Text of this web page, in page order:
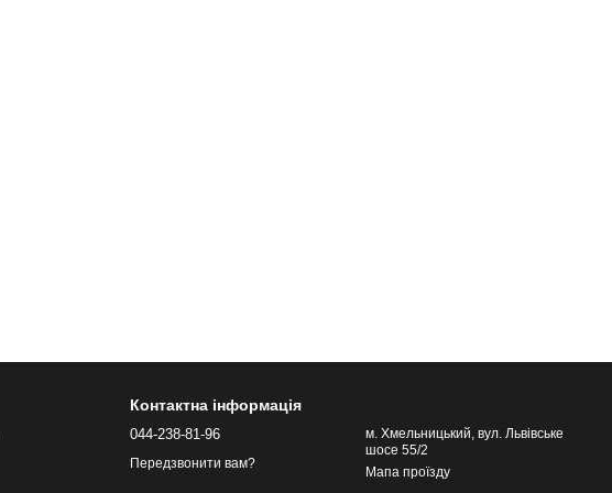
Контактна інформація
044-238-81-96
Передзвонити вам?
м. Хмельницький, вул. Львівське
шосе 55/2
Мапа проїзду